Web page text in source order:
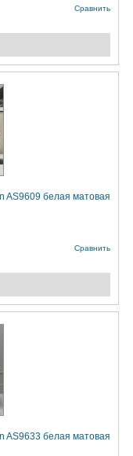
Сравнить
AS9609 белая матовая
Сравнить
AS9633 белая матовая